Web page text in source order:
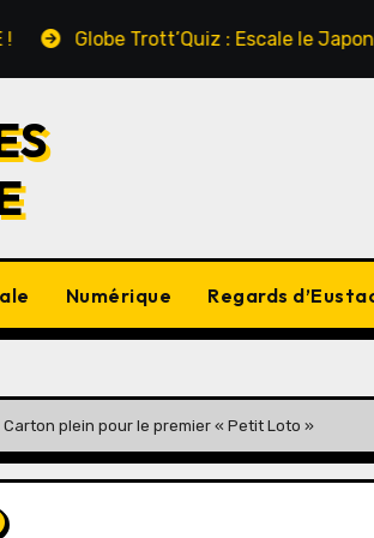
Trott’Quiz : Escale le Japon Ça
Numérique Regards
Carton plein pour le premier « Petit Loto »